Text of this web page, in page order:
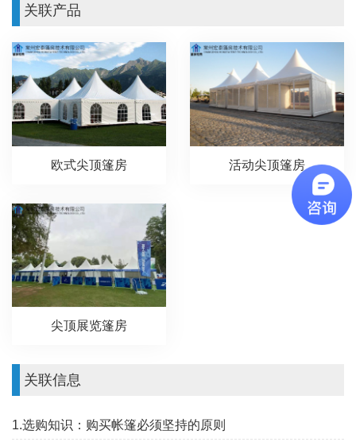
关联产品
欧式尖顶篷房 活动尖顶篷房
尖顶展览篷房
关联信息
1.选购知识：购买帐篷必须坚持的原则